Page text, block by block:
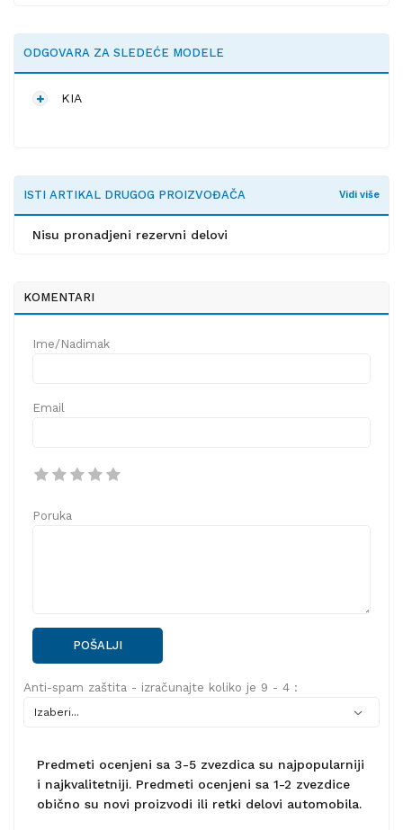
ODGOVARA ZA SLEDEĆE MODELE
KIA
ISTI ARTIKAL DRUGOG PROIZVOĐAČA Vidi više
Nisu pronadjeni rezervni delovi
KOMENTARI
Ime/Nadimak
Email
Poruka
POŠALJI
Anti-spam zaštita - izračunajte koliko je 9 - 4 :
Predmeti ocenjeni sa 3-5 zvezdica su najpopularniji
i najkvalitetniji. Predmeti ocenjeni sa 1-2 zvezdice
obično su novi proizvodi ili retki delovi automobila.